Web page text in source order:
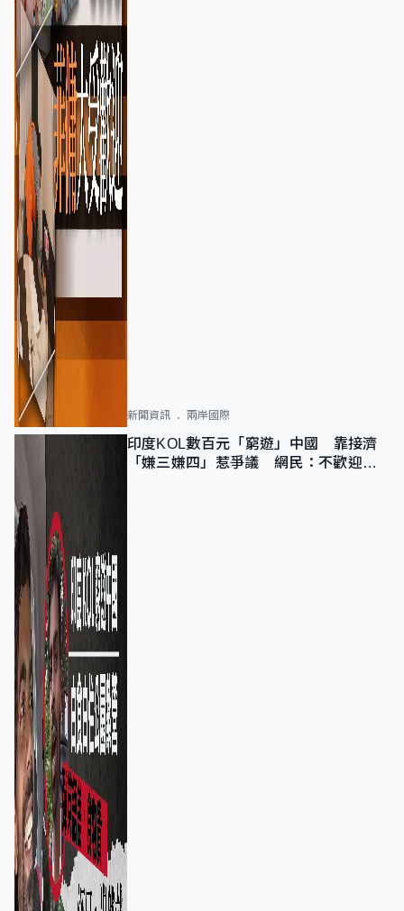
新聞資訊 兩岸國際
印度KOL數百元「窮遊」中國 靠接濟
「嫌三嫌四」惹爭議 網民：不歡迎劣